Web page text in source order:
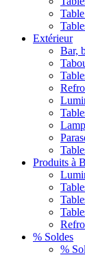
Extérieur
Bar,
Produits à
% Soldes
%